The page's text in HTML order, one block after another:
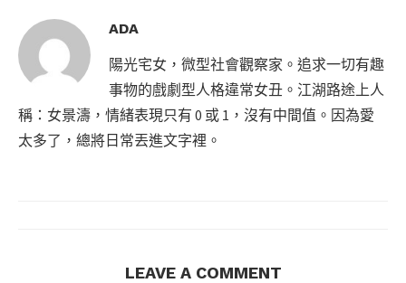
ADA
陽光宅女，微型社會觀察家。追求一切有趣
事物的戲劇型人格違常女丑。江湖路途上人
稱：女景濤，情緒表現只有 0 或 1，沒有中間值。因為愛
太多了，總將日常丟進文字裡。
LEAVE A COMMENT